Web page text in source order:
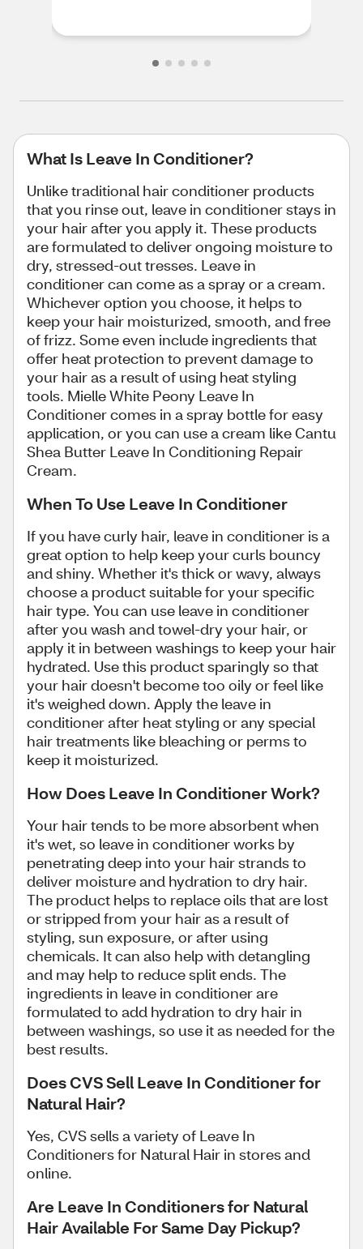
What Is Leave In Conditioner?
Unlike traditional hair conditioner products
that you rinse out, leave in conditioner stays in
your hair after you apply it. These products
are formulated to deliver ongoing moisture to
dry, stressed-out tresses. Leave in
conditioner can come as a spray or a cream.
Whichever option you choose, it helps to
keep your hair moisturized, smooth, and free
of frizz. Some even include ingredients that
offer heat protection to prevent damage to
your hair as a result of using heat styling
tools. Mielle White Peony Leave In
Conditioner comes in a spray bottle for easy
application, or you can use a cream like Cantu
Shea Butter Leave In Conditioning Repair
Cream.
When To Use Leave In Conditioner
If you have curly hair, leave in conditioner is a
great option to help keep your curls bouncy
and shiny. Whether it's thick or wavy, always
choose a product suitable for your specific
hair type. You can use leave in conditioner
after you wash and towel-dry your hair, or
apply it in between washings to keep your hair
hydrated. Use this product sparingly so that
your hair doesn't become too oily or feel like
it's weighed down. Apply the leave in
conditioner after heat styling or any special
hair treatments like bleaching or perms to
keep it moisturized.
How Does Leave In Conditioner Work?
Your hair tends to be more absorbent when
it's wet, so leave in conditioner works by
penetrating deep into your hair strands to
deliver moisture and hydration to dry hair.
The product helps to replace oils that are lost
or stripped from your hair as a result of
styling, sun exposure, or after using
chemicals. It can also help with detangling
and may help to reduce split ends. The
ingredients in leave in conditioner are
formulated to add hydration to dry hair in
between washings, so use it as needed for the
best results.
Does CVS Sell Leave In Conditioner for
Natural Hair?
Yes, CVS sells a variety of Leave In
Conditioners for Natural Hair in stores and
online.
Are Leave In Conditioners for Natural
Hair Available For Same Day Pickup?